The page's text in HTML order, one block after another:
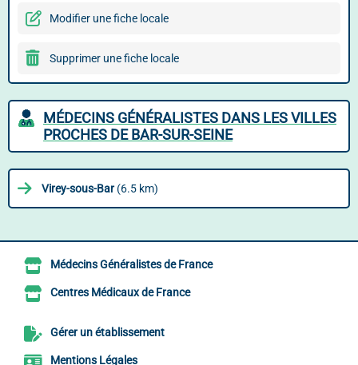
Modifier une fiche locale
Supprimer une fiche locale
MÉDECINS GÉNÉRALISTES DANS LES VILLES
PROCHES DE BAR-SUR-SEINE
Virey-sous-Bar(6.5 km)
Médecins Généralistes de France
Centres Médicaux de France
Gérer un établissement
Mentions Légales